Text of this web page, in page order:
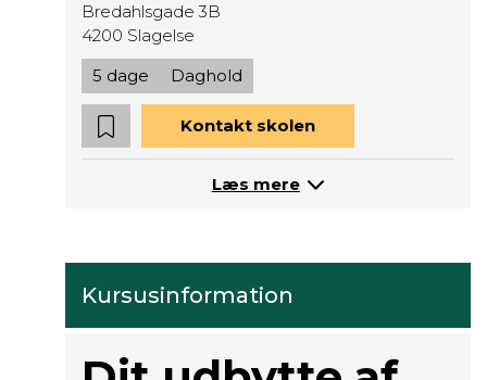
Bredahlsgade 3B
4200 Slagelse
5 dage
Daghold
Kontakt skolen
Læs mere
Kursusinformation